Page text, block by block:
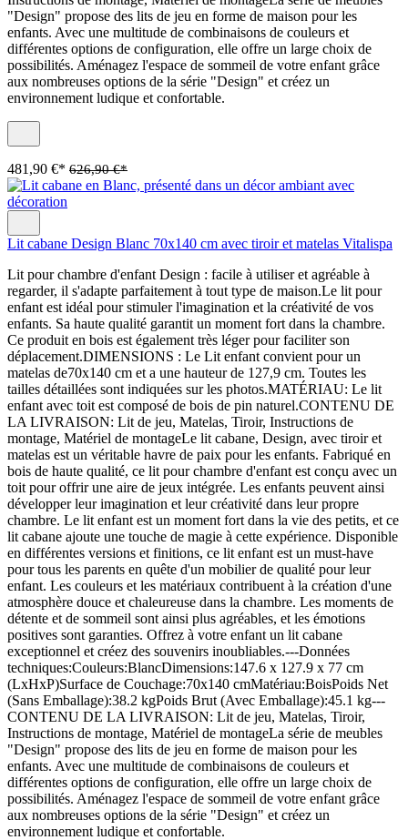
"Design" propose des lits de jeu en forme de maison pour les
enfants. Avec une multitude de combinaisons de couleurs et
différentes options de configuration, elle offre un large choix de
possibilités. Aménagez l'espace de sommeil de votre enfant grâce
aux nombreuses options de la série "Design" et créez un
environnement ludique et confortable.
481,90 €* 626,90 €*
Lit cabane Design Blanc 70x140 cm avec tiroir et matelas Vitalispa
Lit pour chambre d'enfant Design : facile à utiliser et agréable à
regarder, il s'adapte parfaitement à tout type de maison.Le lit pour
enfant est idéal pour stimuler l'imagination et la créativité de vos
enfants. Sa haute qualité garantit un moment fort dans la chambre.
Ce produit en bois est également très léger pour faciliter son
déplacement.DIMENSIONS : Le Lit enfant convient pour un
matelas de70x140 cm et a une hauteur de 127,9 cm. Toutes les
tailles détaillées sont indiquées sur les photos.MATÉRIAU: Le lit
enfant avec toit est composé de bois de pin naturel.CONTENU DE
LA LIVRAISON: Lit de jeu, Matelas, Tiroir, Instructions de
montage, Matériel de montageLe lit cabane, Design, avec tiroir et
matelas est un véritable havre de paix pour les enfants. Fabriqué en
bois de haute qualité, ce lit pour chambre d'enfant est conçu avec un
toit pour offrir une aire de jeux intégrée. Les enfants peuvent ainsi
développer leur imagination et leur créativité dans leur propre
chambre. Le lit enfant est un moment fort dans la vie des petits, et ce
lit cabane ajoute une touche de magie à cette expérience. Disponible
en différentes versions et finitions, ce lit enfant est un must-have
pour tous les parents en quête d'un mobilier de qualité pour leur
enfant. Les couleurs et les matériaux contribuent à la création d'une
atmosphère douce et chaleureuse dans la chambre. Les moments de
détente et de sommeil sont ainsi plus agréables, et les émotions
positives sont garanties. Offrez à votre enfant un lit cabane
exceptionnel et créez des souvenirs inoubliables.---Données
techniques:Couleurs:BlancDimensions:147.6 x 127.9 x 77 cm
(LxHxP)Surface de Couchage:70x140 cmMatériau:BoisPoids Net
(Sans Emballage):38.2 kgPoids Brut (Avec Emballage):45.1 kg---
CONTENU DE LA LIVRAISON: Lit de jeu, Matelas, Tiroir,
Instructions de montage, Matériel de montageLa série de meubles
"Design" propose des lits de jeu en forme de maison pour les
enfants. Avec une multitude de combinaisons de couleurs et
différentes options de configuration, elle offre un large choix de
possibilités. Aménagez l'espace de sommeil de votre enfant grâce
aux nombreuses options de la série "Design" et créez un
environnement ludique et confortable.